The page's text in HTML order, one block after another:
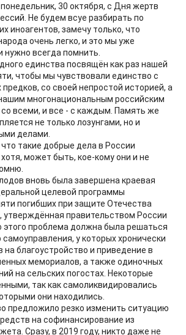
30 октября, с Дня жертв
Не будем всуе разбирать по
иноагентов, замечу только, что
очень легко, и это мы уже
нужно всегда помнить.
единства посвящён как раз нашей
чтобы мы чувствовали единство с
со своей непростой историей, а
многонациональным российским
всеми, и все - с каждым. Память же
не только лозунгами, но и
делами.
такие добрые дела в России
может быть, кое-кому они и не
вновь была завершена краевая
целевой программы
погибших при защите Отечества
утверждённая правительством России
этого проблема должна была решаться
у которых хронически
на благоустройство и приведение в
мемориалов, а также одиночных
на сельских погостах. Некоторые
так как самоликвидировались
они находились.
предложило резко изменить ситуацию
на софинансирование из
Сразу, в 2019 году, никто даже не